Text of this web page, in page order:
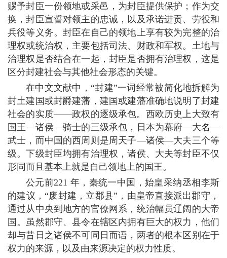
赐予封臣一份领地或采邑，为封臣提供保护；作为交
换，封臣宣誓对领主的忠诚，以及承诺进贡、劳役和
兵役等义务。封臣在自己的领地上享有较为完整的治
理权或统治权，主要包括司法、财政和军权。土地与
治理权是否结合在一起，封臣是否拥有治理权，这是
区分封建社会与其他社会形态的关键。
在中文文献中，“封建”一词经常被简化地拆解为
封土建国或封爵建藩，建国或建藩准确地说明了封建
社会的实质——政权的逐级承包。西欧历史上大致有
国王—诸侯—骑士的三级承包，日本为幕府—大名—
武士，而中国的西周则是周天子—诸侯—大夫三个等
级。下级封臣均拥有治理权，诸侯、大夫等封臣不仅
形同而且基本上就是自己领地上的国王。
公元前221 年，秦统一中国，始皇采纳丞相李斯
的建议，“废封建，立郡县”，由皇帝直接派出郡守，
通过从中央到地方的官僚网系，统治幅员辽阔的大帝
国。虽然郡守、县令在辖区内拥有巨大的权力，他们
却与昔日之诸侯不可同日而语，两者的根本区别在于
权力的来源，以及由来源决定的权力性质。